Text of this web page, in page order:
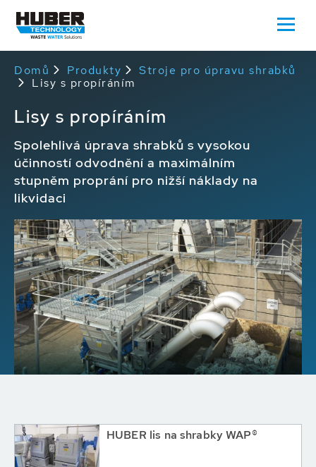
Domů Produkty
Stroje pro úpravu shrabků
Lisy s propíráním
Lisy s propíráním
Spolehlivá úprava shrabků s vysokou
účinností odvodnění a maximálním
stupněm proprání pro nižší náklady na
likvidaci
HUBER lis na shrabky WAP®